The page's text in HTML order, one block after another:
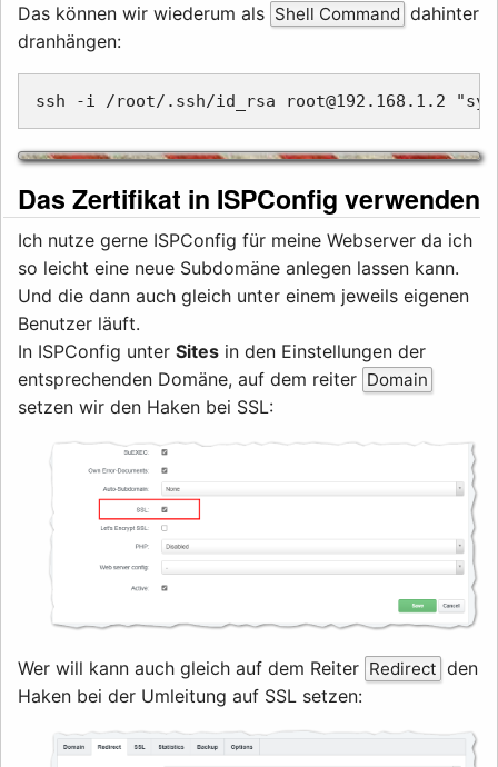
Das können wir wiederum als Shell Command dahinter
dranhängen:
Das Zertifikat in ISPConfig verwenden
Ich nutze gerne ISPConfig für meine Webserver da ich
so leicht eine neue Subdomäne anlegen lassen kann.
Und die dann auch gleich unter einem jeweils eigenen
Benutzer läuft.
In ISPConfig unter Sites in den Einstellungen der
entsprechenden Domäne, auf dem reiter Domain
setzen wir den Haken bei SSL:
Wer will kann auch gleich auf dem Reiter Redirect den
Haken bei der Umleitung auf SSL setzen: